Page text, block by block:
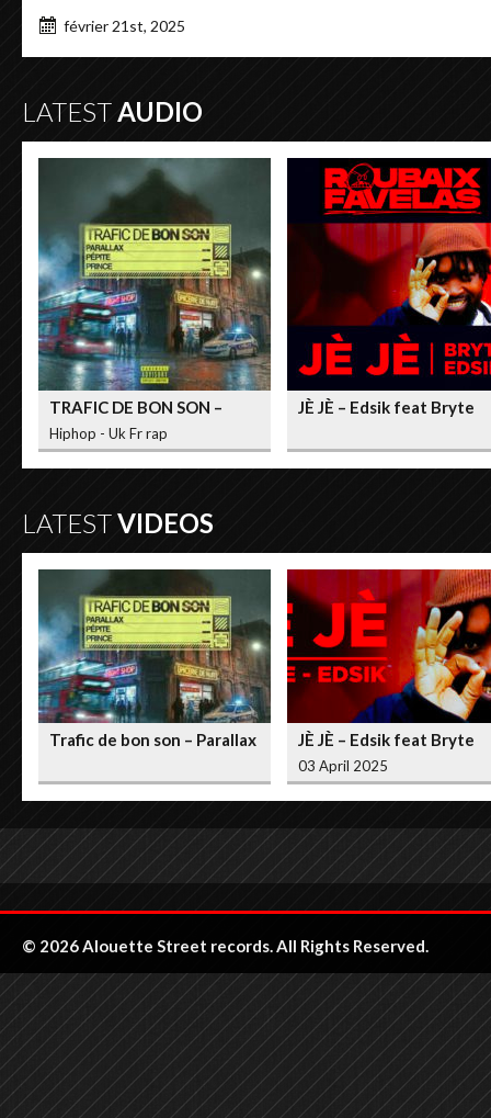
février 21st, 2025
LATESTAUDIO
TRAFIC DE BON SON –
Parallax / Prince / Pepite
Hiphop - Uk Fr rap
JÈ JÈ – Edsik feat Bryte
LATESTVIDEOS
Trafic de bon son – Parallax
JÈ JÈ – Edsik feat Bryte
03 April 2025
© 2026 Alouette Street records. All Rights Reserved.